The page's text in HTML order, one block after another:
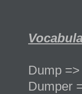
Dump
Dumper